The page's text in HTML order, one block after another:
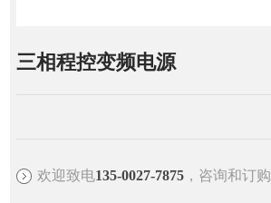
三相程控变频电源
欢迎致电135-0027-7875，咨询和订购